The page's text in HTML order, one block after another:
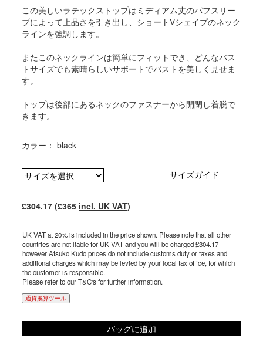
この美しいラテックストップはミディアム丈のパフスリー
ブによって上品さを引き出し、ショートVシェイプのネック
ラインを強調します。
またこのネックラインは簡単にフィットでき、どんなバス
トサイズでも素晴らしいサポートでバストを美しく見せま
す。
トップは後部にあるネックのファスナーから開閉し着脱で
きます。
カラー： black
サイズガイド
£304.17 (£365 incl. UK VAT)
UK VAT at 20% is included in the price shown. Please note that all other
countries are not liable for UK VAT and you will be charged £304.17
however Atsuko Kudo prices do not include customs duty or taxes and
additional charges which may be levied by your local tax office, for which
the customer is responsible.
Please refer to our T&C's for further information.
通貨換算ツール
バッグに追加